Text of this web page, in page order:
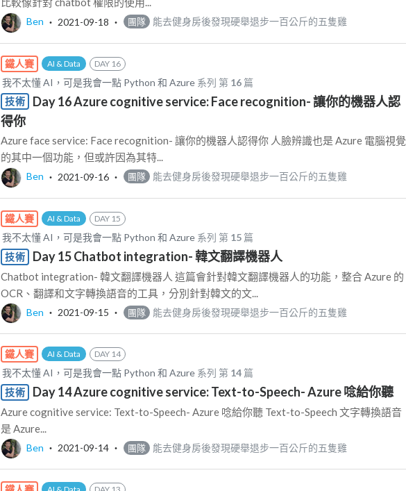
Ben ‧ 2021-09-18 ‧ 團隊 能去健身房後發現硬舉退步一百公斤的五隻雞
鐵人賽 AI & Data DAY 16
我不太懂 AI，可是我會一點 Python 和 Azure 系列 第 16 篇
技術
Day 16 Azure cognitive service: Face recognition- 讓你的機器人認
得你
Azure face service: Face recognition- 讓你的機器人認得你 人臉辨識也是 Azure 電腦視覺
的其中一個功能，但或許因為其特...
Ben ‧ 2021-09-16 ‧ 團隊 能去健身房後發現硬舉退步一百公斤的五隻雞
鐵人賽 AI & Data DAY 15
我不太懂 AI，可是我會一點 Python 和 Azure 系列 第 15 篇
技術
Day 15 Chatbot integration- 韓文翻譯機器人
Chatbot integration- 韓文翻譯機器人 這篇會針對韓文翻譯機器人的功能，整合 Azure 的
OCR、翻譯和文字轉換語音的工具，分別針對韓文的文...
Ben ‧ 2021-09-15 ‧ 團隊 能去健身房後發現硬舉退步一百公斤的五隻雞
鐵人賽 AI & Data DAY 14
我不太懂 AI，可是我會一點 Python 和 Azure 系列 第 14 篇
技術
Day 14 Azure cognitive service: Text-to-Speech- Azure 唸給你聽
Azure cognitive service: Text-to-Speech- Azure 唸給你聽 Text-to-Speech 文字轉換語音
是 Azure...
Ben ‧ 2021-09-14 ‧ 團隊 能去健身房後發現硬舉退步一百公斤的五隻雞